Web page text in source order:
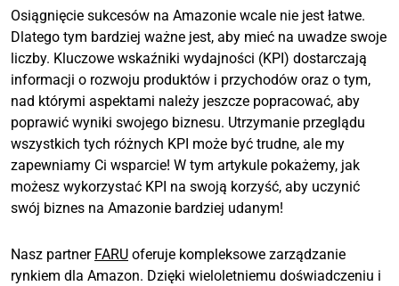
Osiągnięcie sukcesów na Amazonie wcale nie jest łatwe.
Dlatego tym bardziej ważne jest, aby mieć na uwadze swoje
liczby. Kluczowe wskaźniki wydajności (KPI) dostarczają
informacji o rozwoju produktów i przychodów oraz o tym,
nad którymi aspektami należy jeszcze popracować, aby
poprawić wyniki swojego biznesu. Utrzymanie przeglądu
wszystkich tych różnych KPI może być trudne, ale my
zapewniamy Ci wsparcie! W tym artykule pokażemy, jak
możesz wykorzystać KPI na swoją korzyść, aby uczynić
swój biznes na Amazonie bardziej udanym!
Nasz partner FARU oferuje kompleksowe zarządzanie
rynkiem dla Amazon. Dzięki wieloletniemu doświadczeniu i